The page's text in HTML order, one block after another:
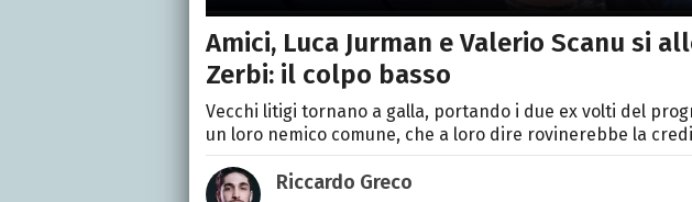
Amici, Luca Jurman e Valerio Scanu si
Zerbi: il colpo basso
Vecchi litigi tornano a galla, portando i due ex volti del
un loro nemico comune, che a loro dire rovinerebbe la
Riccardo Greco